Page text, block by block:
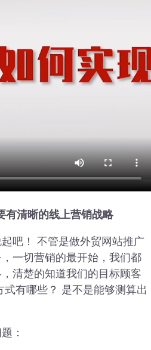
有清晰的线上营销战略
吧！ 不管是做外贸网站推广
一切营销的最开始，我们都
清楚的知道我们的目标顾客
有哪些？ 是不是能够测算出
：